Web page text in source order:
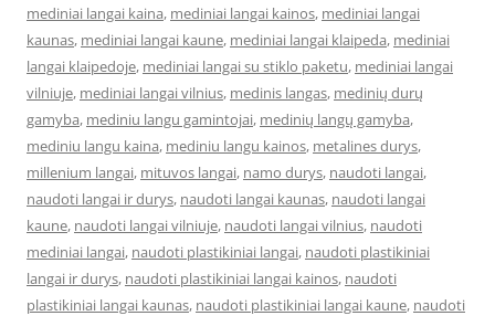
mediniai langai kaina, mediniai langai kainos, mediniai langai
kaunas, mediniai langai kaune, mediniai langai klaipeda, mediniai
langai klaipedoje, mediniai langai su stiklo paketu, mediniai langai
vilniuje, mediniai langai vilnius, medinis langas, medinių durų
gamyba, mediniu langu gamintojai, medinių langų gamyba,
mediniu langu kaina, mediniu langu kainos, metalines durys,
millenium langai, mituvos langai, namo durys, naudoti langai,
naudoti langai ir durys, naudoti langai kaunas, naudoti langai
kaune, naudoti langai vilniuje, naudoti langai vilnius, naudoti
mediniai langai, naudoti plastikiniai langai, naudoti plastikiniai
langai ir durys, naudoti plastikiniai langai kainos, naudoti
plastikiniai langai kaunas, naudoti plastikiniai langai kaune, naudoti